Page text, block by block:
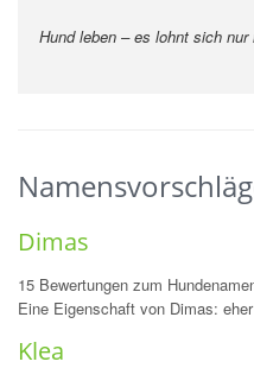
Hund leben – es lohnt sich nur
-Heinz
Dimas
15 Bewertungen zum
Eine Eigenschaft von Dimas:
Klea